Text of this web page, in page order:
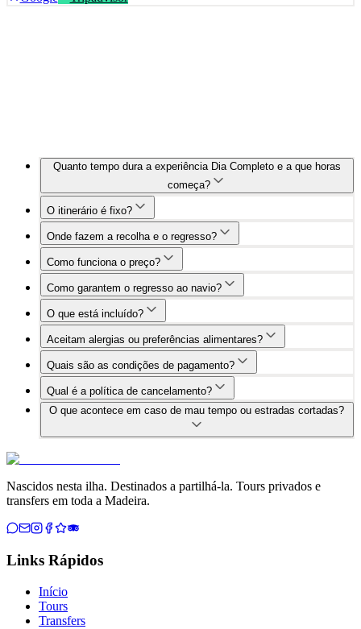
Quanto tempo dura a experiência Dia Completo e a que horas
começa?
O itinerário é fixo?
Onde fazem a recolha e o regresso?
Como funciona o preço?
Como garantem o regresso ao navio?
O que está incluído?
Aceitam alergias ou preferências alimentares?
Quais são as condições de pagamento?
Qual é a política de cancelamento?
O que acontece em caso de mau tempo ou estradas cortadas?
Nascidos nesta ilha. Destinados a partilhá-la. Tours privados e
transfers em toda a Madeira.
Links Rápidos
Início
Tours
Transfers